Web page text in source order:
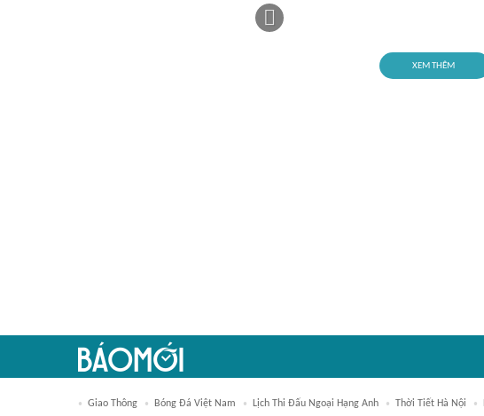
XEM THÊM
Giao Thông Bóng Đá Việt Nam Lịch Thi Đấu Ngoại Hạng Anh Thời Tiết Hà Nội